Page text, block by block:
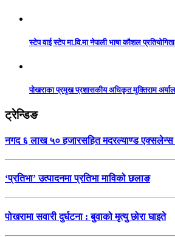
स्टेप वाई स्टेप मा.वि.मा नेपाली भाषा कौशल
पोखराका प्रमुख प्रशासकीय अधिकृत मुक्तिराम
ट्रेन्डिङ
नगद ६ लाख ५० हजारसहित मदरल्याण्ड एक्सलेन्स
‘प्रतिभा’ उत्पादनमा प्रतिभा माविको छलाङ
पोखरामा सवारी दुर्घटना : बुवाको मृत्यु छोरा घाइते